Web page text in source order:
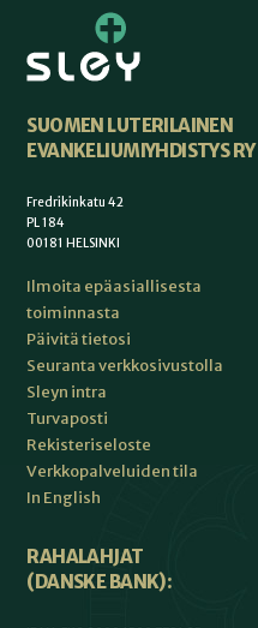
SUOMEN LUTERILAINEN
EVANKELIUMIYHDISTYS RY
Fredrikinkatu 42
PL 184
00181 HELSINKI
Ilmoita epäasiallisesta
toiminnasta
Päivitä tietosi
Seuranta verkkosivustolla
Sleyn intra
Turvaposti
Rekisteriseloste
Verkkopalveluiden tila
In English
RAHALAHJAT
(DANSKE BANK):